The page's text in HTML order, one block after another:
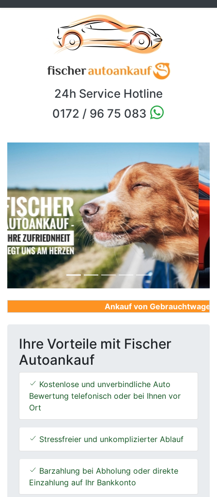
24h Service Hotline
0172 / 96 75 083
Previous Next
Ankauf von Gebrauchtwagen,
Ihre Vorteile mit Fischer
Autoankauf
Kostenlose und unverbindliche Auto
Bewertung telefonisch oder bei Ihnen vor
Ort
Stressfreier und unkomplizierter Ablauf
Barzahlung bei Abholung oder direkte
Einzahlung auf Ihr Bankkonto